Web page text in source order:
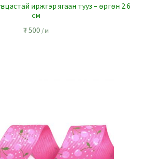
иржгэр ягаан тууз – өргөн 2.6
см
₮500 / м